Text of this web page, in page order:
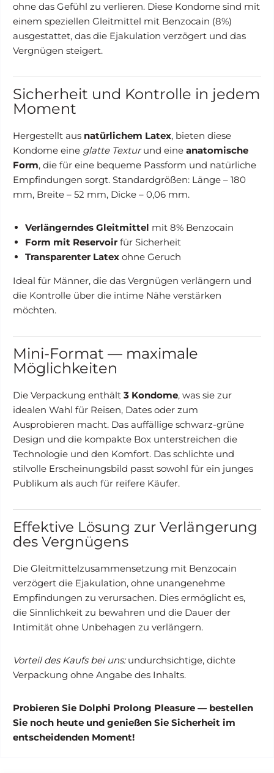
ohne das Gefühl zu verlieren. Diese Kondome sind mit
einem speziellen Gleitmittel mit Benzocain (8%)
ausgestattet, das die Ejakulation verzögert und das
Vergnügen steigert.
Sicherheit und Kontrolle in jedem
Moment
Hergestellt aus natürlichem Latex, bieten diese
Kondome eine glatte Texturund eine anatomische
Form, die für eine bequeme Passform und natürliche
Empfindungen sorgt. Standardgrößen: Länge – 180
mm, Breite – 52 mm, Dicke – 0,06 mm.
Verlängerndes Gleitmittel mit 8% Benzocain
Form mit Reservoir für Sicherheit
Transparenter Latex ohne Geruch
Ideal für Männer, die das Vergnügen verlängern und
die Kontrolle über die intime Nähe verstärken
möchten.
Mini-Format — maximale
Möglichkeiten
Die Verpackung enthält 3 Kondome, was sie zur
idealen Wahl für Reisen, Dates oder zum
Ausprobieren macht. Das auffällige schwarz-grüne
Design und die kompakte Box unterstreichen die
Technologie und den Komfort. Das schlichte und
stilvolle Erscheinungsbild passt sowohl für ein junges
Publikum als auch für reifere Käufer.
Effektive Lösung zur Verlängerung
des Vergnügens
Die Gleitmittelzusammensetzung mit Benzocain
verzögert die Ejakulation, ohne unangenehme
Empfindungen zu verursachen. Dies ermöglicht es,
die Sinnlichkeit zu bewahren und die Dauer der
Intimität ohne Unbehagen zu verlängern.
Vorteil des Kaufs bei uns:undurchsichtige, dichte
Verpackung ohne Angabe des Inhalts.
Probieren Sie Dolphi Prolong Pleasure — bestellen
Sie noch heute und genießen Sie Sicherheit im
entscheidenden Moment!